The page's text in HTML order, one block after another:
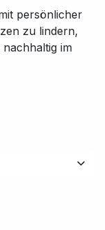
persönlicher
zu lindern,
im